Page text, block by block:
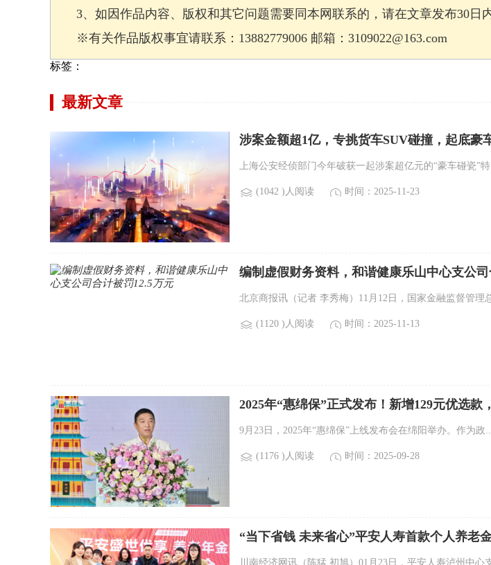
3、如因作品内容、版权和其它问题需要同本网联系的，请在文章发布30日内
※有关作品版权事宜请联系：13882779006 邮箱：3109022@163.com
标签：
最新文章
涉案金额超1亿，专挑货车SUV碰撞，起底豪
上海公安经侦部门今年破获一起涉案超亿元的“豪车碰瓷”
(1042 )人阅读 时间：2025-11-23
编制虚假财务资料，和谐健康乐山中心支公
北京商报讯（记者 李秀梅）11月12日，国家金融监督管理
(1120 )人阅读 时间：2025-11-13
2025年“惠绵保”正式发布！新增129元优选款
9月23日，2025年“惠绵保”上线发布会在绵阳举办。作为政
(1176 )人阅读 时间：2025-09-28
“当下省钱 未来省心”平安人寿首款个人养老
川南经济网讯（陈猛 初旭）01月23日，平安人寿泸州中心